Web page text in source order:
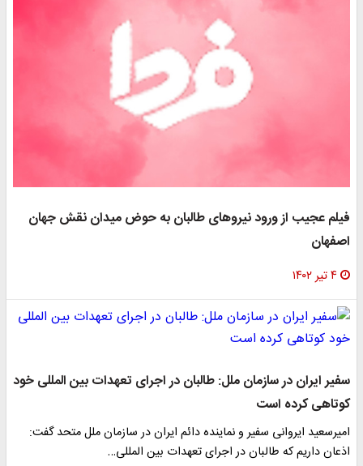
فیلم عجیب از ورود نیروهای طالبان به حوض میدان نقش جهان
اصفهان
۴ تیر ۱۴۰۲
سفیر ایران در سازمان ملل: طالبان در اجرای تعهدات بین المللی خود
کوتاهی کرده است
امیرسعید ایروانی سفیر و نماینده دائم ایران در سازمان ملل متحد گفت:
اذعان داریم که طالبان در اجرای تعهدات بین المللی…